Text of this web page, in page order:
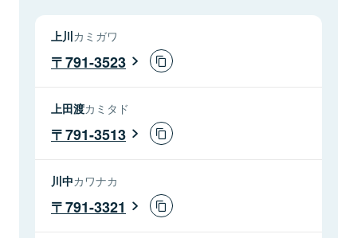
上川カミガワ
791-3523
上田渡カミタド
791-3513
川中カワナカ
791-3321